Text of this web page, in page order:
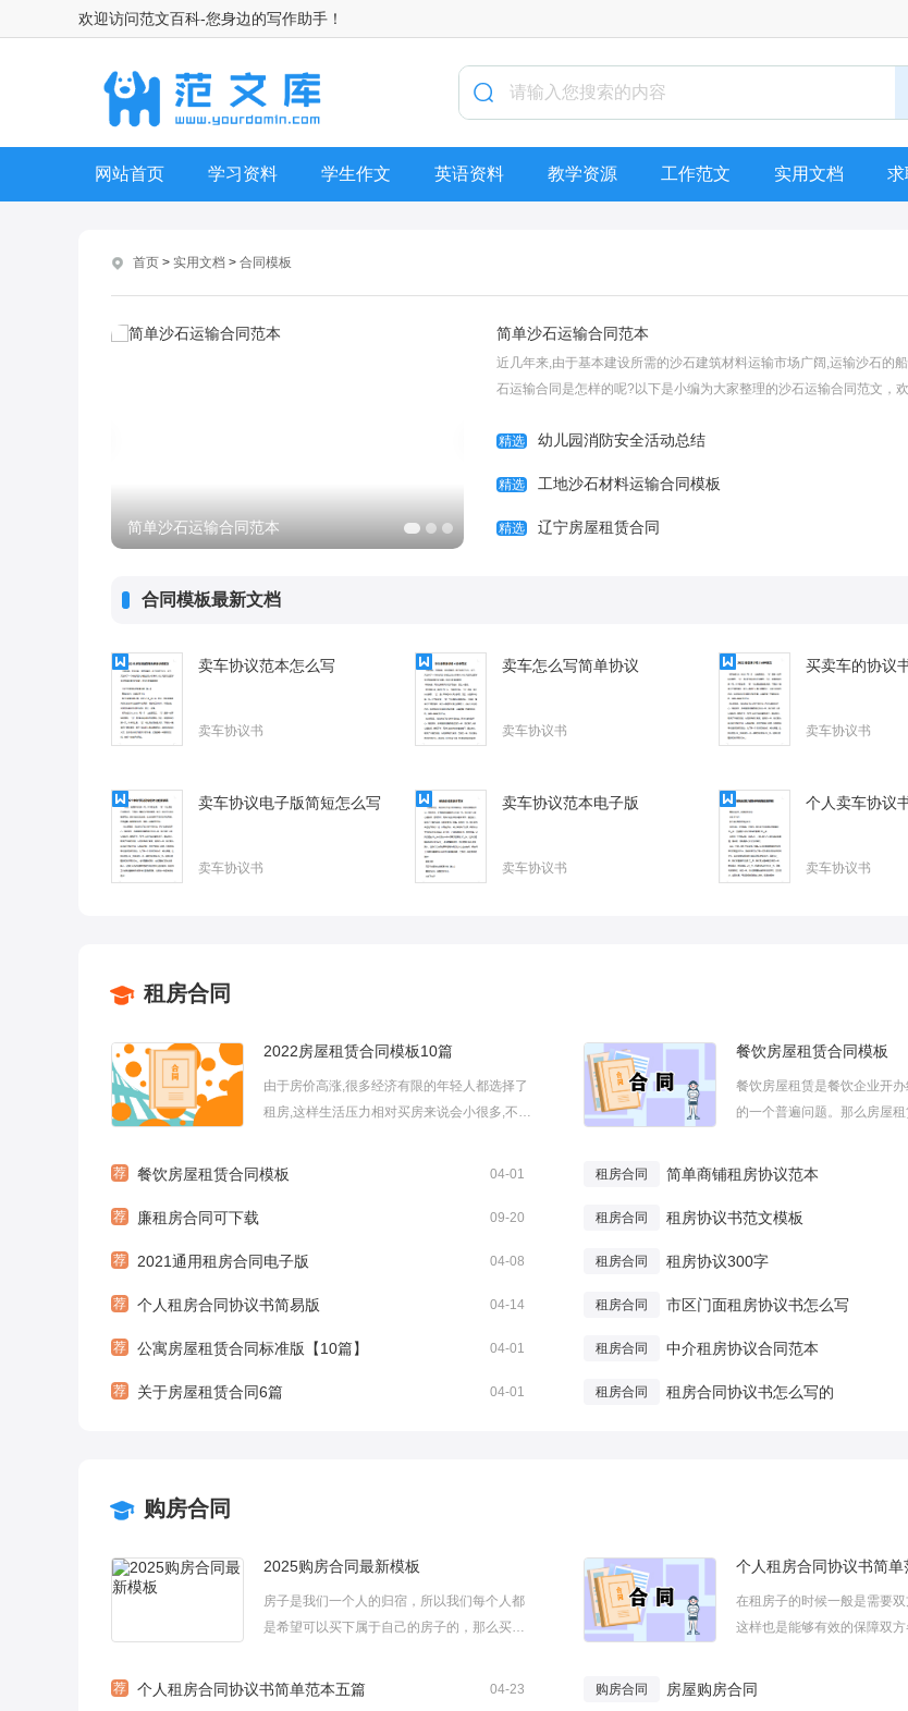
欢迎访问范文百科-您身边的写作助手！
网站首页 学习资料 学生作文 英语资料 教学资源 工作范文 实用文档 求
首页 > 实用文档 > 合同模板
简单沙石运输合同范本 幼儿园消防安全活动总结 工地沙石
简单沙石运输合同范本
近几年来,由于基本建设所需的沙石建筑材料运输市场广阔,运输沙石的
石运输合同是怎样的呢?以下是小编为大家整理的沙石运输合同范文，
修...[查看全文]
精选 幼儿园消防安全活动总结
精选 工地沙石材料运输合同模板
精选 辽宁房屋租赁合同
合同模板最新文档
卖车协议范本怎么写
卖车协议书
卖车怎么写简单协议
卖车协议书
买卖车的协议
卖车协议书
卖车协议电子版简短怎么写
卖车协议书
卖车协议范本电子版
卖车协议书
个人卖车协议
卖车协议书
租房合同
2022房屋租赁合同模板10篇
由于房价高涨,很多经济有限的年轻人都选择了
租房,这样生活压力相对买房来说会小很多,不过
编整理的2022房屋租赁合同模板10篇，欢迎阅
荐 餐饮房屋租赁合同模板 04-01
荐 廉租房合同可下载 09-20
荐 2021通用租房合同电子版 04-08
荐 个人租房合同协议书简易版 04-14
荐 公寓房屋租赁合同标准版【10篇】 04-01
荐 关于房屋租赁合同6篇 04-01
餐饮房屋租赁合同模板
餐饮房屋租赁是餐饮企业开
的一个普遍问题。那么房屋租
编整理的房屋租赁合同，欢迎
查工作可以从以下两方面着
租房合同 简单商铺租房协议范本
租房合同 租房协议书范文模板
租房合同 租房协议300字
租房合同 市区门面租房协议书怎么写
租房合同 中介租房协议合同范本
租房合同 租房合同协议书怎么写的
购房合同
2025购房合同最新模板
房子是我们一个人的归宿，所以我们每个人都
是希望可以买下属于自己的房子的，那么买房
备了2021购房合同最新模板大全，欢迎参阅。
荐 个人租房合同协议书简单范本五篇 04-23
个人租房合同协议书简单
在租房子的时候一般是需要双
这样也是能够有效的保障双
五篇大全，欢迎阅读分享。更
购房合同 房屋购房合同